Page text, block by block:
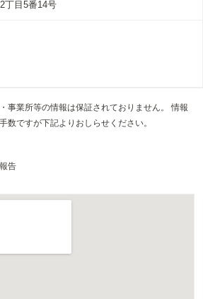
丁目5番14号
事業所等の情報は保証されておりません。 情報
数ですが下記よりおしらせください。
告